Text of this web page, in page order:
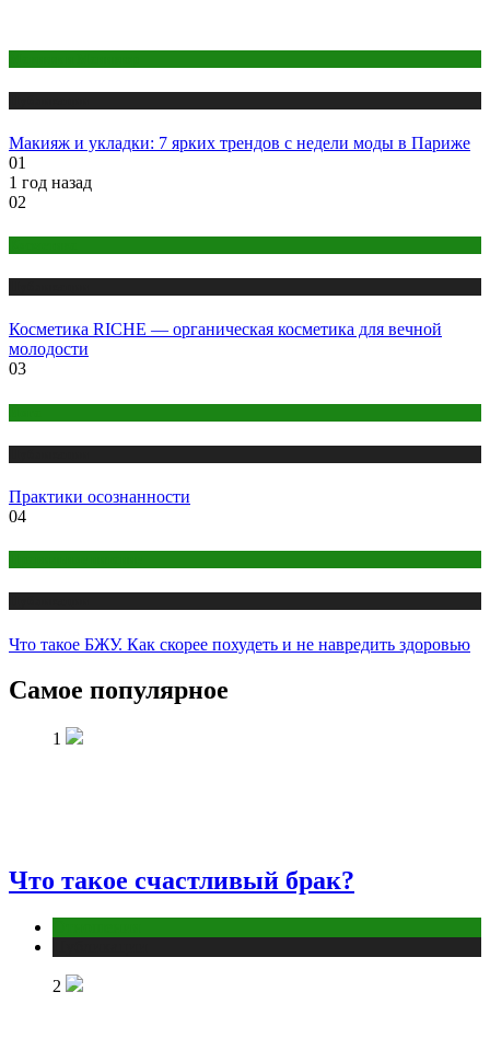
Макияж и укладки: 7 ярких трендов с недели моды в Париже
01
1 год назад
02
Косметика RICHE — органическая косметика для вечной
молодости
03
Практики осознанности
04
Что такое БЖУ. Как скорее похудеть и не навредить здоровью
Самое популярное
1
Что такое счастливый брак?
2